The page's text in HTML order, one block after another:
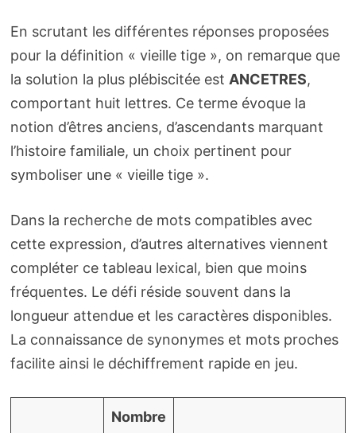
En scrutant les différentes réponses proposées
pour la définition « vieille tige », on remarque que
la solution la plus plébiscitée est ANCETRES,
comportant huit lettres. Ce terme évoque la
notion d’êtres anciens, d’ascendants marquant
l’histoire familiale, un choix pertinent pour
symboliser une « vieille tige ».
Dans la recherche de mots compatibles avec
cette expression, d’autres alternatives viennent
compléter ce tableau lexical, bien que moins
fréquentes. Le défi réside souvent dans la
longueur attendue et les caractères disponibles.
La connaissance de synonymes et mots proches
facilite ainsi le déchiffrement rapide en jeu.
Nombre